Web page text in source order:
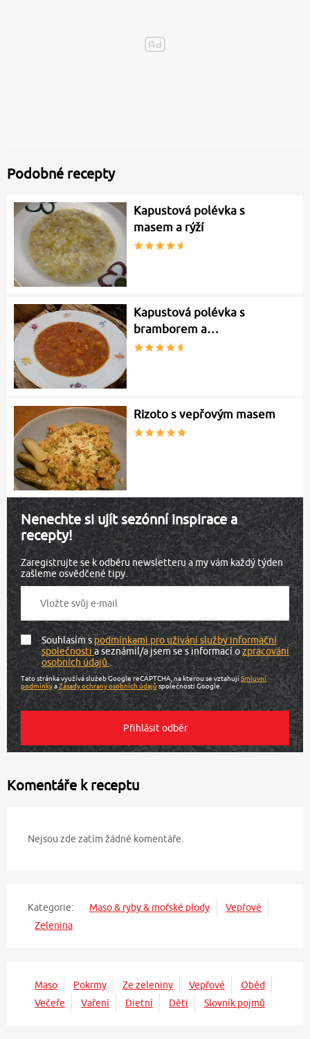
Podobné recepty
Kapustová polévka s
masem a rýží
Kapustová polévka s
bramborem a…
Rizoto s vepřovým masem
Nenechte si ujít sezónní inspirace a
recepty!
Zaregistrujte se k odběru newsletteru a my vám každý týden
zašleme osvědčené tipy.
Souhlasím spodmínkami pro užívání služby informační
společnostia seznámil/a jsem se s informací ozpracování
osobních údajů.
Tato stránka využívá služeb Google reCAPTCHA, na kterou se vztahujíSmluvní
podmínkyaZásady ochrany osobních údajů společnosti Google.
Komentáře k receptu
Nejsou zde zatím žádné komentáře.
Kategorie: Maso & ryby & mořské plody
Vepřové
Zelenina
Maso Pokrmy Ze zeleniny Vepřové
Oběd
Večeře
Vaření Dietní Děti Slovník pojmů